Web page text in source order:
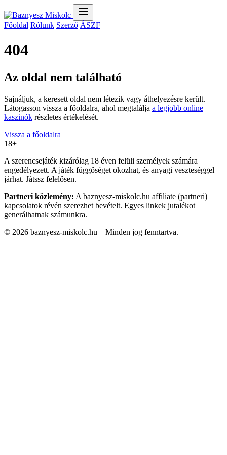
Főoldal Rólunk Szerző ÁSZF
404
Az oldal nem található
Sajnáljuk, a keresett oldal nem létezik vagy áthelyezésre került.
Látogasson vissza a főoldalra, ahol megtalálja a legjobb online
kaszinók részletes értékelését.
Vissza a főoldalra
18+
A szerencsejáték kizárólag 18 éven felüli személyek számára
engedélyezett. A játék függőséget okozhat, és anyagi veszteséggel
járhat. Játssz felelősen.
Partneri közlemény: A baznyesz-miskolc.hu affiliate (partneri)
kapcsolatok révén szerezhet bevételt. Egyes linkek jutalékot
generálhatnak számunkra.
© 2026 baznyesz-miskolc.hu – Minden jog fenntartva.